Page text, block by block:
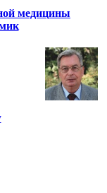
медицины